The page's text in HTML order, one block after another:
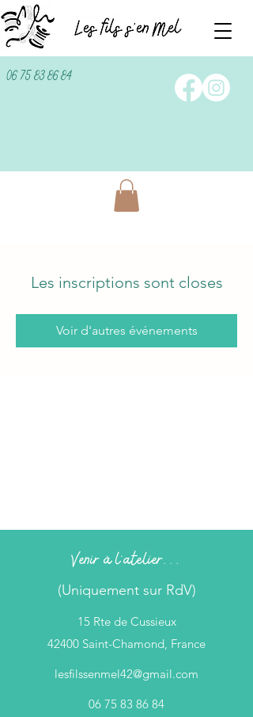
06 75 83 86 84
Les inscriptions sont closes
Voir d'autres événements
Venir à l'atelier...
(Uniquement sur RdV)
15 Rte de Cussieux
42400 Saint-Chamond, France
lesfilssenmel42@gmail.com
06 75 83 86 84